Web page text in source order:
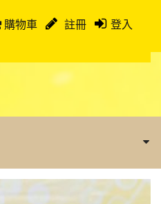
購物車 註冊 登入